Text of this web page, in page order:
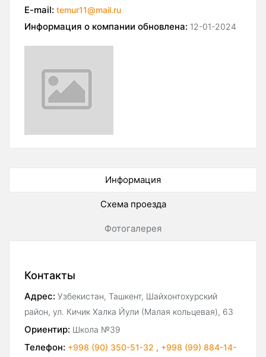
E-mail: temur11@mail.ru
Информация о компании обновлена: 12-01-2024
Информация
Схема проезда
Фотогалерея
Контакты
Адрес: Узбекистан, Ташкент, Шайхонтохурский
район, ул. Кичик Халка Йули (Малая кольцевая), 63
Ориентир: Школа №39
Телефон: +998 (90) 350-51-32 , +998 (99) 884-14-